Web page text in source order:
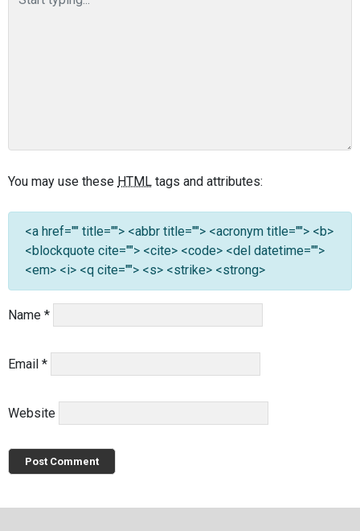
You may use these HTML tags and attributes:
<a href="" title=""> <abbr title=""> <acronym title=""> <b>
<blockquote cite=""> <cite> <code> <del datetime="">
<em> <i> <q cite=""> <s> <strike> <strong>
Name *
Email *
Website